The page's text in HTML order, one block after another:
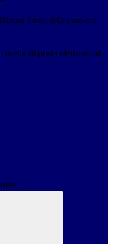
il reset della password
di posta elettronica!